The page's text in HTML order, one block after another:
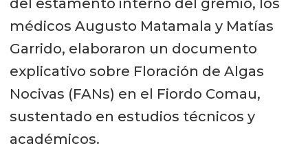
del estamento interno del gremio, los
médicos Augusto Matamala y Matías
Garrido, elaboraron un documento
explicativo sobre Floración de Algas
Nocivas (FANs) en el Fiordo Comau,
sustentado en estudios técnicos y
académicos.